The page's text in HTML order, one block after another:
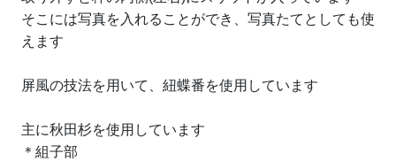
そこには写真を入れることができ、写真たてとしても使
えます
屏風の技法を用いて、紐蝶番を使用しています
主に秋田杉を使用しています
＊組子部